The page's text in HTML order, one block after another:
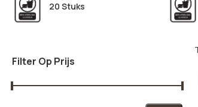
20 Stuks
Filter Op Prijs